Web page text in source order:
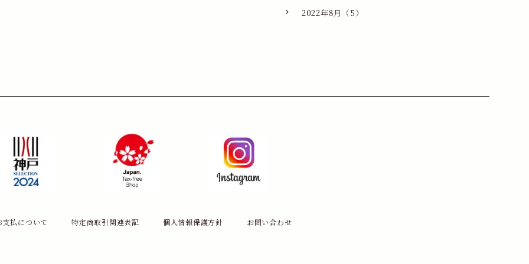
2022年8月（5）
支払について 特定商取引関連表記 個人情報保護方針 お問い合わせ